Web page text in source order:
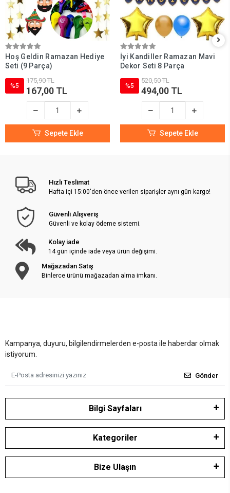
Hoş Geldin Ramazan Hediye
Seti (9 Parça)
%5
175,90 TL
167,00 TL
Sepete Ekle
İyi Kandiller Ramazan Mavi
Dekor Seti 8 Parça
%5
520,50 TL
494,00 TL
Sepete Ekle
Hızlı Teslimat
Hafta içi 15:00'den önce verilen siparişler aynı gün kargo!
Güvenli Alışveriş
Güvenli ve kolay ödeme sistemi.
Kolay iade
14 gün içinde iade veya ürün değişimi.
Mağazadan Satış
Binlerce ürünü mağazadan alma imkanı.
Kampanya, duyuru, bilgilendirmelerden e-posta ile haberdar olmak
istiyorum.
Gönder
Bilgi Sayfaları
Kategoriler
Bize Ulaşın